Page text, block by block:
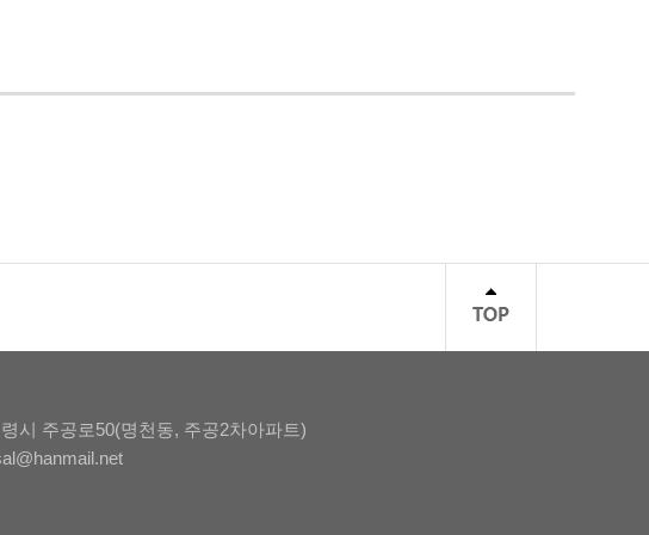
시 주공로50(명천동, 주공2차아파트)